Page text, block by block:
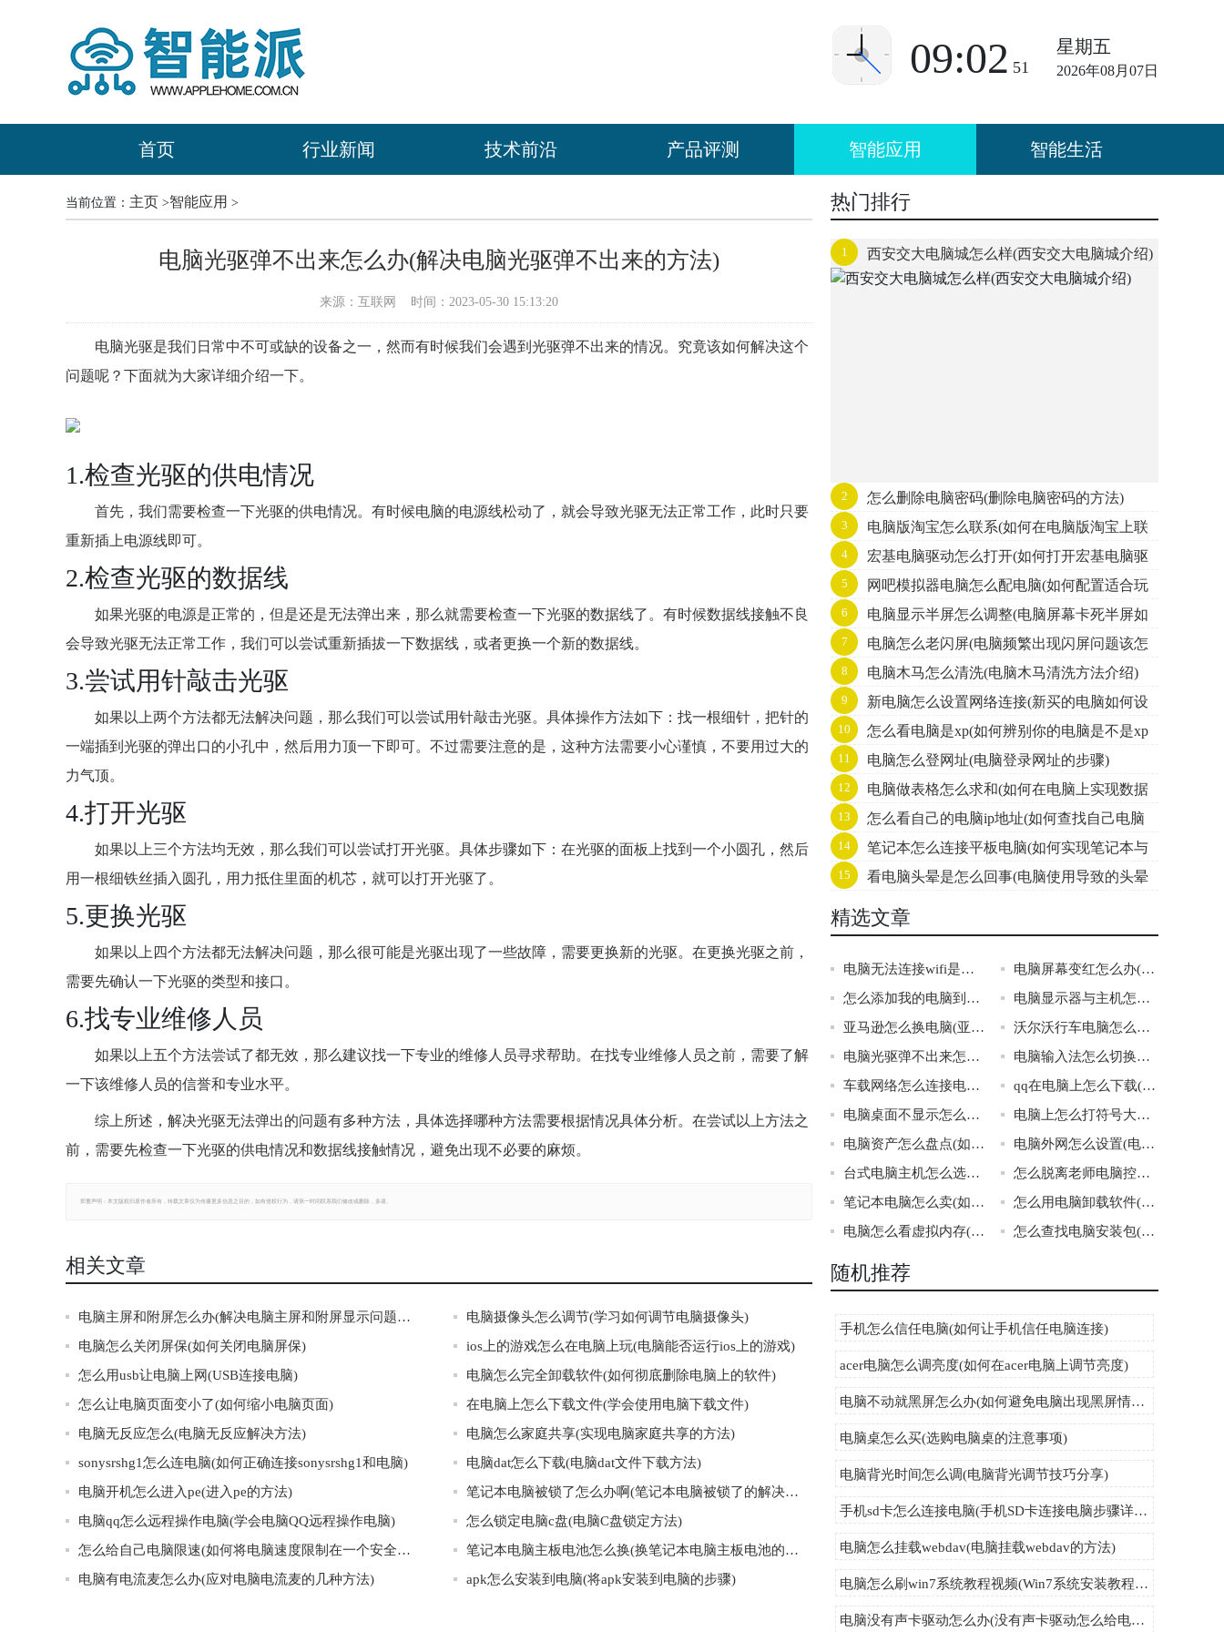
星期五
2026年08月07日
09:02 51
首页 行业新闻 技术前沿 产品评测 智能应用 智能生活
当前位置： 主页 >智能应用 >
电脑光驱弹不出来怎么办(解决电脑光驱弹不出来的方法)
来源：互联网 时间：2023-05-30 15:13:20
电脑光驱是我们日常中不可或缺的设备之一，然而有时候我们会遇到光驱弹不出来的情况。究竟该如何解决这个
问题呢？下面就为大家详细介绍一下。
1.检查光驱的供电情况
首先，我们需要检查一下光驱的供电情况。有时候电脑的电源线松动了，就会导致光驱无法正常工作，此时只要
重新插上电源线即可。
2.检查光驱的数据线
如果光驱的电源是正常的，但是还是无法弹出来，那么就需要检查一下光驱的数据线了。有时候数据线接触不良
会导致光驱无法正常工作，我们可以尝试重新插拔一下数据线，或者更换一个新的数据线。
3.尝试用针敲击光驱
如果以上两个方法都无法解决问题，那么我们可以尝试用针敲击光驱。具体操作方法如下：找一根细针，把针的
一端插到光驱的弹出口的小孔中，然后用力顶一下即可。不过需要注意的是，这种方法需要小心谨慎，不要用过大的
力气顶。
4.打开光驱
如果以上三个方法均无效，那么我们可以尝试打开光驱。具体步骤如下：在光驱的面板上找到一个小圆孔，然后
用一根细铁丝插入圆孔，用力抵住里面的机芯，就可以打开光驱了。
5.更换光驱
如果以上四个方法都无法解决问题，那么很可能是光驱出现了一些故障，需要更换新的光驱。在更换光驱之前，
需要先确认一下光驱的类型和接口。
6.找专业维修人员
如果以上五个方法尝试了都无效，那么建议找一下专业的维修人员寻求帮助。在找专业维修人员之前，需要了解
一下该维修人员的信誉和专业水平。
综上所述，解决光驱无法弹出的问题有多种方法，具体选择哪种方法需要根据情况具体分析。在尝试以上方法之
前，需要先检查一下光驱的供电情况和数据线接触情况，避免出现不必要的麻烦。
郑重声明：本文版权归原作者所有，转载文章仅为传播更多信息之目的，如有侵权行为，请第一时间联系我们修改或删除，多谢。
相关文章
电脑主屏和附屏怎么办(解决电脑主屏和附屏显示问题的方法)
电脑摄像头怎么调节(学习如何调节电脑摄像头)
电脑怎么关闭屏保(如何关闭电脑屏保)
ios上的游戏怎么在电脑上玩(电脑能否运行ios上的游戏)
怎么用usb让电脑上网(USB连接电脑)
电脑怎么完全卸载软件(如何彻底删除电脑上的软件)
怎么让电脑页面变小了(如何缩小电脑页面)
在电脑上怎么下载文件(学会使用电脑下载文件)
电脑无反应怎么(电脑无反应解决方法)
电脑怎么家庭共享(实现电脑家庭共享的方法)
sonysrshg1怎么连电脑(如何正确连接sonysrshg1和电脑)
电脑dat怎么下载(电脑dat文件下载方法)
电脑开机怎么进入pe(进入pe的方法)
笔记本电脑被锁了怎么办啊(笔记本电脑被锁了的解决方法)
电脑qq怎么远程操作电脑(学会电脑QQ远程操作电脑)
怎么锁定电脑c盘(电脑C盘锁定方法)
怎么给自己电脑限速(如何将电脑速度限制在一个安全的范围内)
笔记本电脑主板电池怎么换(换笔记本电脑主板电池的注意事项)
电脑有电流麦怎么办(应对电脑电流麦的几种方法)
apk怎么安装到电脑(将apk安装到电脑的步骤)
热门排行
1 西安交大电脑城怎么样(西安交大电脑城介绍)
2 怎么删除电脑密码(删除电脑密码的方法)
3
电脑版淘宝怎么联系(如何在电脑版淘宝上联
系卖家)
4
宏基电脑驱动怎么打开(如何打开宏基电脑驱
动程序)
5
网吧模拟器电脑怎么配电脑(如何配置适合玩
网吧模拟器的电脑)
6
电脑显示半屏怎么调整(电脑屏幕卡死半屏如
何解决)
7
电脑怎么老闪屏(电脑频繁出现闪屏问题该怎
么解决)
8 电脑木马怎么清洗(电脑木马清洗方法介绍)
9
新电脑怎么设置网络连接(新买的电脑如何设
置上网)
10
怎么看电脑是xp(如何辨别你的电脑是不是xp
系统)
11 电脑怎么登网址(电脑登录网址的步骤)
12
电脑做表格怎么求和(如何在电脑上实现数据
求和)
13
怎么看自己的电脑ip地址(如何查找自己电脑
的IP地址)
14
笔记本怎么连接平板电脑(如何实现笔记本与
平板电脑无缝连接)
15
看电脑头晕是怎么回事(电脑使用导致的头晕
症状)
精选文章
电脑无法连接wifi是怎么回事啊(电脑无法连接wifi的常见原因)
电脑屏幕变红怎么办(附详细介绍)
怎么添加我的电脑到桌面(添加我的电脑到桌面)
电脑显示器与主机怎么连接(连接电脑显示器和主机的方法介绍)
亚马逊怎么换电脑(亚马逊换电脑步骤)
沃尔沃行车电脑怎么更新(如何更新沃尔沃行车电脑)
电脑光驱弹不出来怎么办(解决电脑光驱弹不出来的方法)
电脑输入法怎么切换不了(解决电脑输入法无法切换问题的方法)
车载网络怎么连接电脑连接(如何让车载网络连接电脑)
qq在电脑上怎么下载(从官网下载qq的好处)
电脑桌面不显示怎么办(如何处理电脑桌面无法正常显示的情况)
电脑上怎么打符号大全(如何在电脑上打各种符号)
电脑资产怎么盘点(如何进行电脑资产盘点)
电脑外网怎么设置(电脑外网的设置方法)
台式电脑主机怎么选择(台式电脑主机的选购指南)
怎么脱离老师电脑控制(脱离老师电脑控制的方法)
笔记本电脑怎么卖(如何成功卖掉自己的笔记本电脑)
怎么用电脑卸载软件(电脑卸载软件的方法)
电脑怎么看虚拟内存(电脑如何查看虚拟内存)
怎么查找电脑安装包(如何找到电脑安装包)
随机推荐
手机怎么信任电脑(如何让手机信任电脑连接)
acer电脑怎么调亮度(如何在acer电脑上调节亮度)
电脑不动就黑屏怎么办(如何避免电脑出现黑屏情况)
电脑桌怎么买(选购电脑桌的注意事项)
电脑背光时间怎么调(电脑背光调节技巧分享)
手机sd卡怎么连接电脑(手机SD卡连接电脑步骤详解)
电脑怎么挂载webdav(电脑挂载webdav的方法)
电脑怎么刷win7系统教程视频(Win7系统安装教程视频详解)
电脑没有声卡驱动怎么办(没有声卡驱动怎么给电脑安装驱动程序)